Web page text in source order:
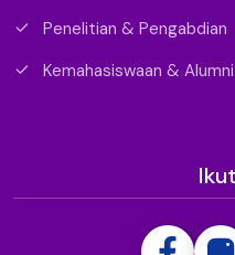
Penelitian & Pengabdian
Kemahasiswaan & Alumni